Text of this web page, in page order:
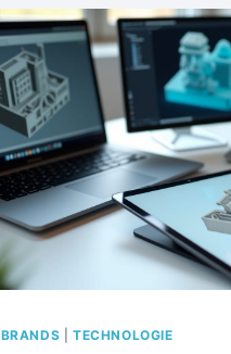
BRANDS |TECHNOLOGIE